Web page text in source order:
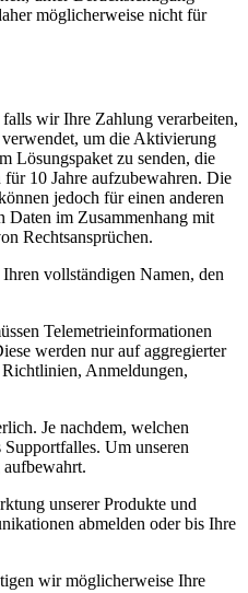
möglicherweise nicht für
wir Ihre Zahlung verarbeiten,
um die Aktivierung
Lösungspaket zu senden, die
10 Jahre aufzubewahren. Die
jedoch für einen anderen
Daten im Zusammenhang mit
Rechtsansprüchen.
vollständigen Namen, den
Telemetrieinformationen
werden nur auf aggregierter
Anmeldungen,
Je nachdem, welchen
Um unseren
unserer Produkte und
abmelden oder bis Ihre
wir möglicherweise Ihre